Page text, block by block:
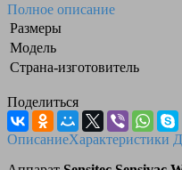
Полное описание
Размеры
Модель
Страна-изготовитель
Поделиться
ОписаниеХарактеристики